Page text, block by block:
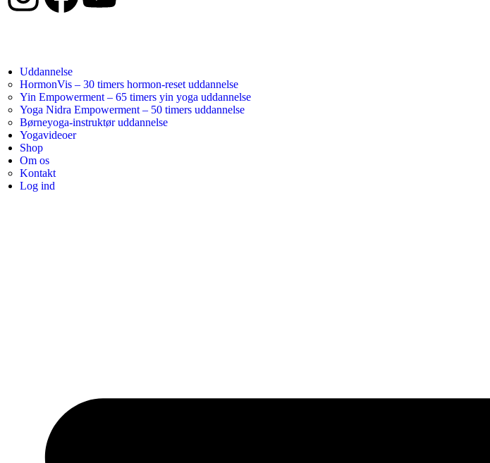
Uddannelse
HormonVis – 30 timers hormon-reset uddannelse
Yin Empowerment – 65 timers yin yoga uddannelse
Yoga Nidra Empowerment – 50 timers uddannelse
Børneyoga-instruktør uddannelse
Yogavideoer
Shop
Om os
Kontakt
Log ind